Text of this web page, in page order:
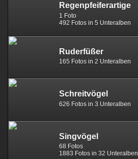
Regenpfeiferartige
1 Foto
492 Fotos in 5 Unteralben
Ruderfüßer
165 Fotos in 2 Unteralben
Schreitvögel
626 Fotos in 3 Unteralben
Singvögel
68 Fotos
1883 Fotos in 32 Unteralben